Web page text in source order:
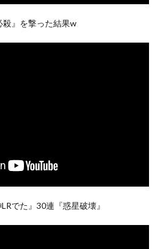
』を撃った結果w
でた』30連『惑星破壊』